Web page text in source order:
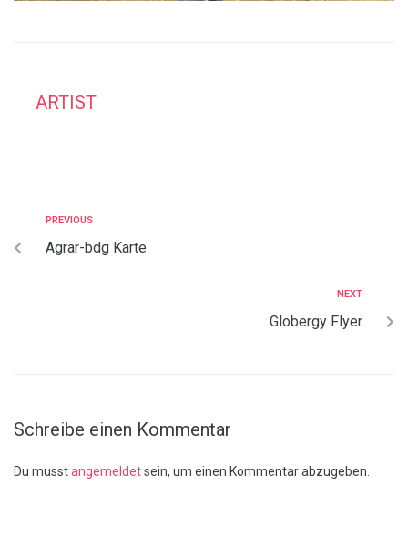
ARTIST
PREVIOUS
Agrar-bdg Karte
NEXT
Globergy Flyer
Schreibe einen Kommentar
Du musstangemeldetsein, um einen Kommentar abzugeben.